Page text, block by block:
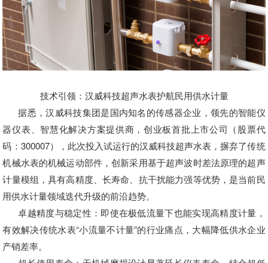
技术引领： 汉威科技超声水表护航民用供水计量
据悉，汉威科技集团是国内知名的传感器企业，领先的智能仪
器仪表、智慧化解决方案提供商，创业板首批上市公司（股票代
码：300007），此次投入试运行的汉威科技超声水表，摒弃了传统
机械水表的机械运动部件，创新采用基于超声波时差法原理的超声
计量模组，具有高精度、长寿命、抗干扰能力强等优势，是当前民
用供水计量领域迭代升级的前沿趋势。
卓越精度与稳定性： 即使在极低流量下也能实现高精度计量，
有效解决传统水表“小流量不计量”的行业痛点，大幅降低供水企业
产销差率。